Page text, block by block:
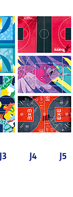
J3 J4 J5